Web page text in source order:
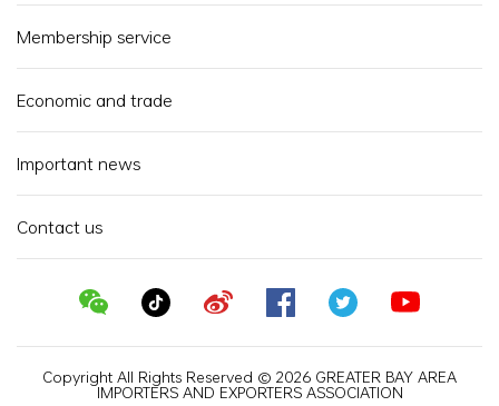
Membership service
Economic and trade
Important news
Contact us
Copyright All Rights Reserved © 2026 GREATER BAY AREA
IMPORTERS AND EXPORTERS ASSOCIATION